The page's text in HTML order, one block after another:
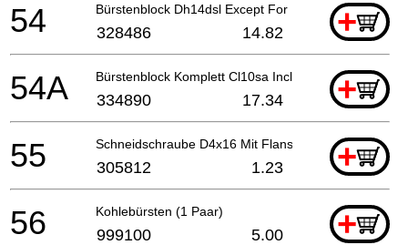
Bürstenblock Dh14dsl Except For Europe (till 2.20
+
54 328486 14.82
Bürstenblock Komplett Cl10sa Includ.23,24+
54A 334890 17.34
Schneidschraube D4x16 Mit Flansch (schwarz), Cm9b
+
55 305812 1.23
Kohlebürsten (1 Paar) +
56 999100 5.00